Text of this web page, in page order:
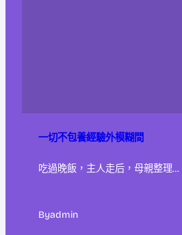
一切不包養經驗外模糊間
吃過晚飯，主人走后，母親整理…
Byadmin